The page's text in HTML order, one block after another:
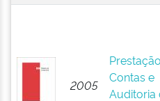
2005
Contas e
Auditoria